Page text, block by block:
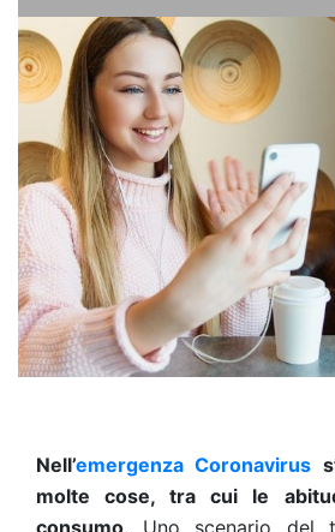
Nell’emergenza Coronavirus
molte cose, tra cui le
consumo. Uno scenario del